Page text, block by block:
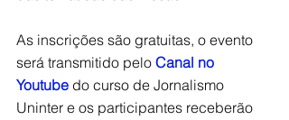
As inscrições são gratuitas, o evento
será transmitido pelo Canal no
Youtube do curso de Jornalismo
Uninter e os participantes receberão